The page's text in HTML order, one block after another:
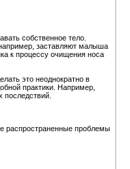
собственное тело.
заставляют малыша
к процессу очищения носа
это неоднократно в
практики. Например,
распространенные проблемы